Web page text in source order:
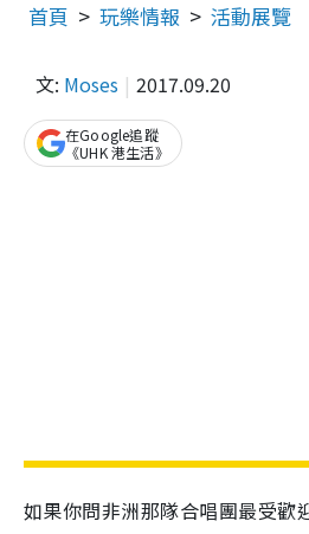
首頁 玩樂情報 活動展覽
文: Moses 2017.09.20
在Google追蹤
《UHK 港生活》
如果你問非洲那隊合唱團最受歡